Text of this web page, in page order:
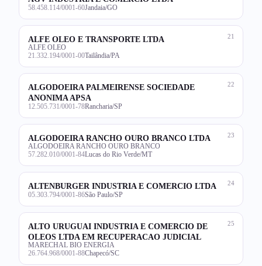
58.458.114/0001-60Jandaia/GO
21
ALFE OLEO E TRANSPORTE LTDA
ALFE OLEO
21.332.194/0001-00Tailândia/PA
22
ALGODOEIRA PALMEIRENSE SOCIEDADE
ANONIMA APSA
12.505.731/0001-78Rancharia/SP
23
ALGODOEIRA RANCHO OURO BRANCO LTDA
ALGODOEIRA RANCHO OURO BRANCO
57.282.010/0001-84Lucas do Rio Verde/MT
24
ALTENBURGER INDUSTRIA E COMERCIO LTDA
05.303.794/0001-86São Paulo/SP
25
ALTO URUGUAI INDUSTRIA E COMERCIO DE
OLEOS LTDA EM RECUPERACAO JUDICIAL
MARECHAL BIO ENERGIA
26.764.968/0001-88Chapecó/SC